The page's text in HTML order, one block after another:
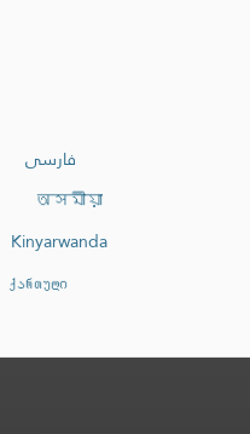
فارسی
অসমীয়া
Kinyarwanda
ქართული